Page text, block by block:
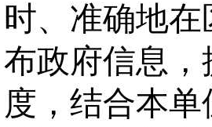
时、准确地
布政府信息
度，结合本